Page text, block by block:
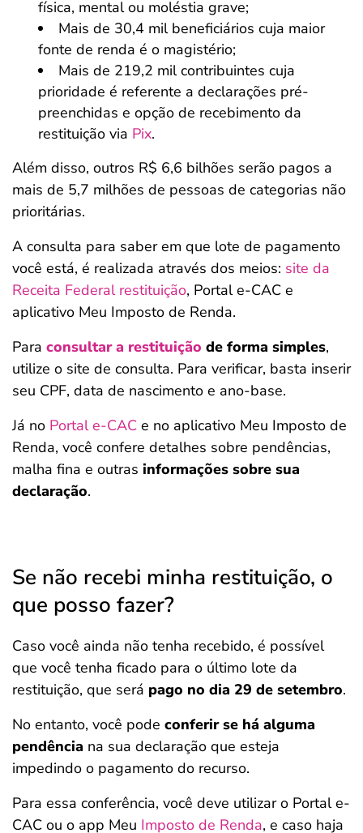
física, mental ou moléstia grave;
Mais de 30,4 mil beneficiários cuja maior
fonte de renda é o magistério;
Mais de 219,2 mil contribuintes cuja
prioridade é referente a declarações pré-
preenchidas e opção de recebimento da
restituição via Pix.
Além disso, outros R$ 6,6 bilhões serão pagos a
mais de 5,7 milhões de pessoas de categorias não
prioritárias.
A consulta para saber em que lote de pagamento
você está, é realizada através dos meios: site da
Receita Federal restituição, Portal e-CAC e
aplicativo Meu Imposto de Renda.
Para consultar a restituição de forma simples,
utilize o site de consulta. Para verificar, basta inserir
seu CPF, data de nascimento e ano-base.
Já no Portal e-CAC e no aplicativo Meu Imposto de
Renda, você confere detalhes sobre pendências,
malha fina e outras informações sobre sua
declaração.
Se não recebi minha restituição, o
que posso fazer?
Caso você ainda não tenha recebido, é possível
que você tenha ficado para o último lote da
restituição, que será pago no dia 29 de setembro.
No entanto, você pode conferir se há alguma
pendência na sua declaração que esteja
impedindo o pagamento do recurso.
Para essa conferência, você deve utilizar o Portal e-
CAC ou o app Meu Imposto de Renda, e caso haja